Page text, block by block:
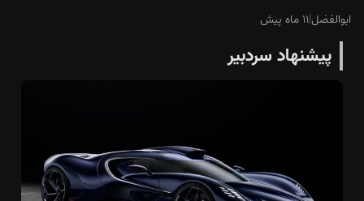
ابوالفضل|۱۱ ماه پیش
پیشنهاد سردبیر